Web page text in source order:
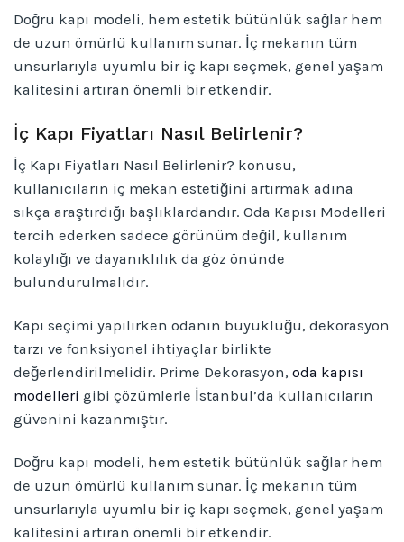
Doğru kapı modeli, hem estetik bütünlük sağlar hem
de uzun ömürlü kullanım sunar. İç mekanın tüm
unsurlarıyla uyumlu bir iç kapı seçmek, genel yaşam
kalitesini artıran önemli bir etkendir.
İç Kapı Fiyatları Nasıl Belirlenir?
İç Kapı Fiyatları Nasıl Belirlenir? konusu,
kullanıcıların iç mekan estetiğini artırmak adına
sıkça araştırdığı başlıklardandır. Oda Kapısı Modelleri
tercih ederken sadece görünüm değil, kullanım
kolaylığı ve dayanıklılık da göz önünde
bulundurulmalıdır.
Kapı seçimi yapılırken odanın büyüklüğü, dekorasyon
tarzı ve fonksiyonel ihtiyaçlar birlikte
değerlendirilmelidir. Prime Dekorasyon, oda kapısı
modelleri gibi çözümlerle İstanbul’da kullanıcıların
güvenini kazanmıştır.
Doğru kapı modeli, hem estetik bütünlük sağlar hem
de uzun ömürlü kullanım sunar. İç mekanın tüm
unsurlarıyla uyumlu bir iç kapı seçmek, genel yaşam
kalitesini artıran önemli bir etkendir.